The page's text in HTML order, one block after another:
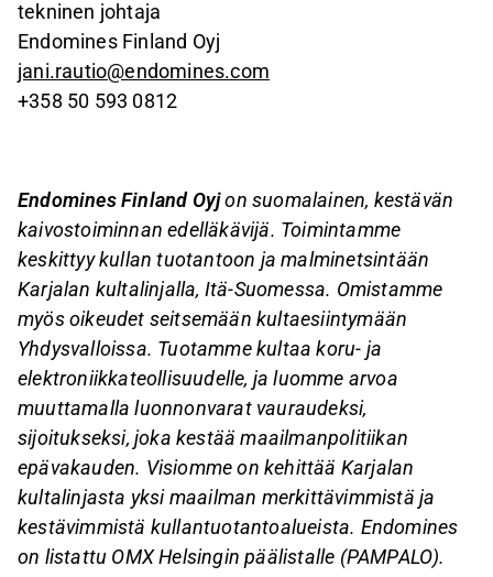
tekninen johtaja
Endomines Finland Oyj
jani.rautio@endomines.com
+358 50 593 0812
Endomines Finland Oyjon suomalainen, kestävän
kaivostoiminnan edelläkävijä. Toimintamme
keskittyy kullan tuotantoon ja malminetsintään
Karjalan kultalinjalla, Itä-Suomessa. Omistamme
myös oikeudet seitsemään kultaesiintymään
Yhdysvalloissa. Tuotamme kultaa koru- ja
elektroniikkateollisuudelle, ja luomme arvoa
muuttamalla luonnonvarat vauraudeksi,
sijoitukseksi, joka kestää maailmanpolitiikan
epävakauden. Visiomme on kehittää Karjalan
kultalinjasta yksi maailman merkittävimmistä ja
kestävimmistä kullantuotantoalueista. Endomines
on listattu OMX Helsingin päälistalle (PAMPALO).